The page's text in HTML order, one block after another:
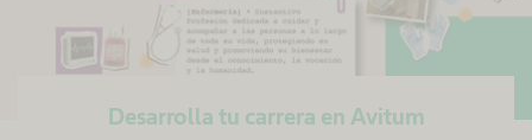
Desarrolla tu carrera en Avitum